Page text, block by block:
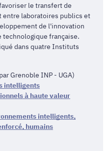
le transfert de
laboratoires publics et
de l'innovation
française.
dans quatre Instituts
Grenoble INP - UGA)
intelligents
à haute valeur
intelligents,
humains